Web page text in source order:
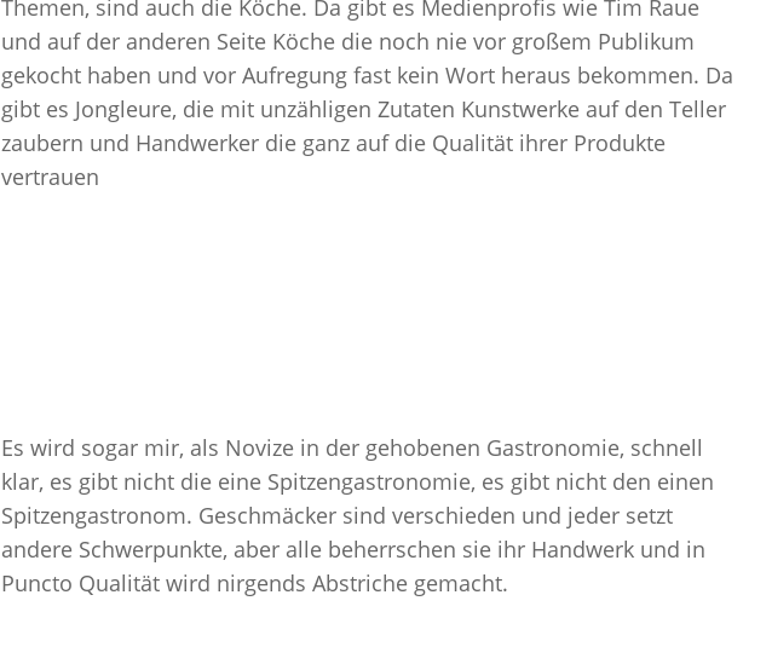
Themen, sind auch die Köche. Da gibt es Medienprofis wie Tim Raue
und auf der anderen Seite Köche die noch nie vor großem Publikum
gekocht haben und vor Aufregung fast kein Wort heraus bekommen. Da
gibt es Jongleure, die mit unzähligen Zutaten Kunstwerke auf den Teller
zaubern und Handwerker die ganz auf die Qualität ihrer Produkte
vertrauen
Es wird sogar mir, als Novize in der gehobenen Gastronomie, schnell
klar, es gibt nicht die eine Spitzengastronomie, es gibt nicht den einen
Spitzengastronom. Geschmäcker sind verschieden und jeder setzt
andere Schwerpunkte, aber alle beherrschen sie ihr Handwerk und in
Puncto Qualität wird nirgends Abstriche gemacht.